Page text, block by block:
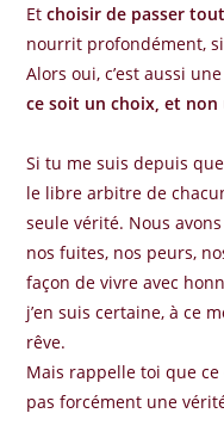
Etchoisir de passer
nourrit profondément,
Alors oui, c’est aussi
ce soit un choix, et
Si tu me suis depuis
le libre arbitre de
seule vérité. Nous
nos fuites, nos peurs,
façon de vivre avec
j’en suis certaine, à ce
rêve.
Mais rappelle toi que ce
pas forcément une